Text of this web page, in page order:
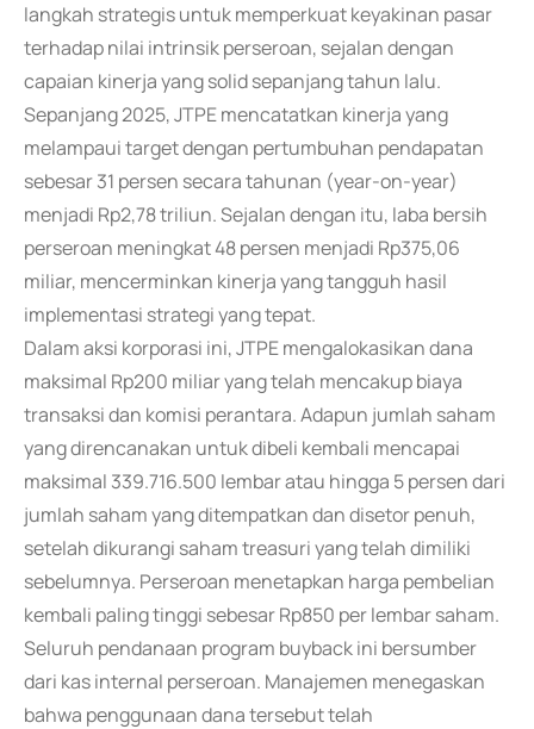
langkah strategis untuk memperkuat keyakinan pasar
terhadap nilai intrinsik perseroan, sejalan dengan
capaian kinerja yang solid sepanjang tahun lalu.
Sepanjang 2025, JTPE mencatatkan kinerja yang
melampaui target dengan pertumbuhan pendapatan
sebesar 31 persen secara tahunan (year-on-year)
menjadi Rp2,78 triliun. Sejalan dengan itu, laba bersih
perseroan meningkat 48 persen menjadi Rp375,06
miliar, mencerminkan kinerja yang tangguh hasil
implementasi strategi yang tepat.
Dalam aksi korporasi ini, JTPE mengalokasikan dana
maksimal Rp200 miliar yang telah mencakup biaya
transaksi dan komisi perantara. Adapun jumlah saham
yang direncanakan untuk dibeli kembali mencapai
maksimal 339.716.500 lembar atau hingga 5 persen dari
jumlah saham yang ditempatkan dan disetor penuh,
setelah dikurangi saham treasuri yang telah dimiliki
sebelumnya. Perseroan menetapkan harga pembelian
kembali paling tinggi sebesar Rp850 per lembar saham.
Seluruh pendanaan program buyback ini bersumber
dari kas internal perseroan. Manajemen menegaskan
bahwa penggunaan dana tersebut telah